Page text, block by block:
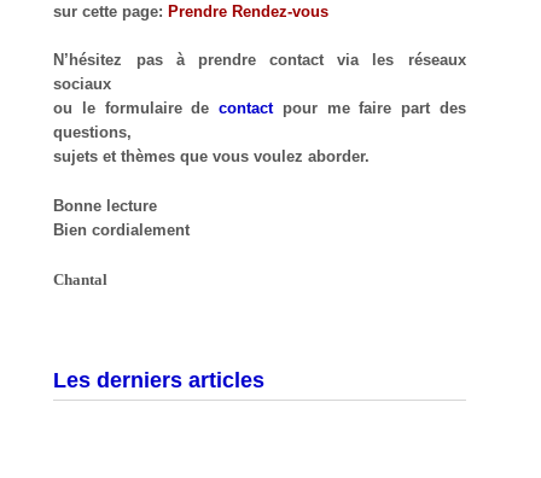
sur cette page:Prendre Rendez-vous
N’hésitez pas à prendre contact via les réseaux
sociaux
ou le formulaire decontact pour me faire part des
questions,
sujets et thèmes que vous voulez aborder.
Bonne lecture
Bien cordialement
Chantal
Les derniers articles